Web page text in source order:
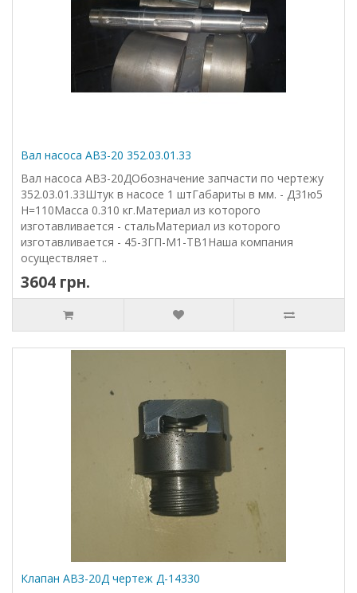
Вал насоса АВЗ-20 352.03.01.33
Вал насоса АВЗ-20ДОбозначение запчасти по чертежу
352.03.01.33Штук в насосе 1 штГабариты в мм. - Д31ю5
Н=110Масса 0.310 кг.Материал из которого
изготавливается - стальМатериал из которого
изготавливается - 45-3ГП-М1-ТВ1Наша компания
осуществляет ..
3604 грн.
Клапан АВЗ-20Д чертеж Д-14330